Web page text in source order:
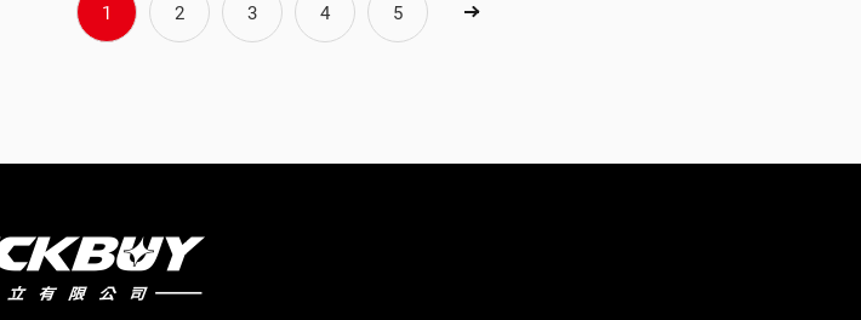
1 2 3 4 5